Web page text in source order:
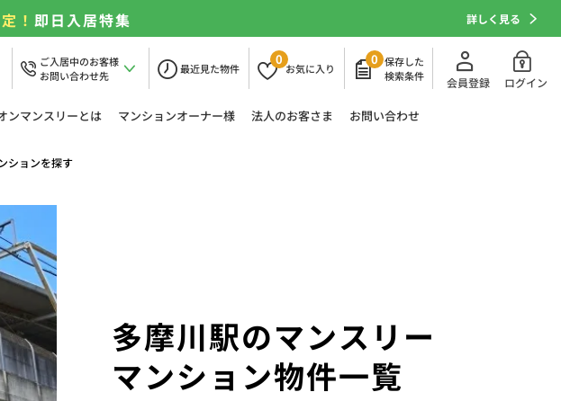
！即日入居特集 詳しく見る
ご入居中のお客様
お問い合わせ先
最近見た物件
0
お気に入り
0 保存した
検索条件
会員登録 ログイン
ンマンスリーとは マンションオーナー様 法人のお客さま お問い合わせ
ションを探す
多摩川駅のマンスリー
マンション物件一覧